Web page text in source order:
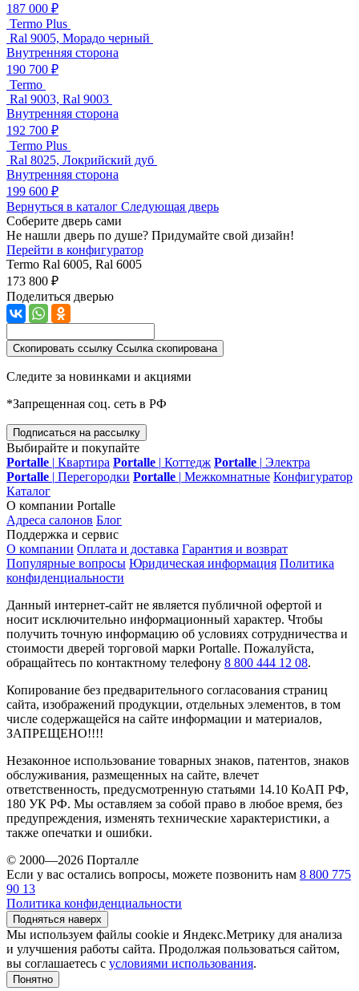
187 000 ₽
Termo Plus
Ral 9005, Морадо черный
Внутренняя сторона
190 700 ₽
Termo
Ral 9003, Ral 9003
Внутренняя сторона
192 700 ₽
Termo Plus
Ral 8025, Локрийский дуб
Внутренняя сторона
199 600 ₽
Вернуться в каталог Следующая дверь
Соберите дверь сами
Не нашли дверь по душе? Придумайте свой дизайн!
Перейти в конфигуратор
Termo Ral 6005, Ral 6005
173 800 ₽
Поделиться дверью
Скопировать ссылку Ссылка скопирована
Следите за новинками и акциями
*Запрещенная соц. сеть в РФ
Подписаться на рассылку
Выбирайте и покупайте
Portalle | Квартира Portalle | Коттедж Portalle | Электра
Portalle | Перегородки Portalle | Межкомнатные Конфигуратор
Каталог
О компании Portalle
Адреса салонов Блог
Поддержка и сервис
О компании Оплата и доставка Гарантия и возврат
Популярные вопросы Юридическая информация Политика
конфиденциальности
Данный интернет-сайт не является публичной офертой и
носит исключительно информационный характер. Чтобы
получить точную информацию об условиях сотрудничества и
стоимости дверей торговой марки Portalle. Пожалуйста,
обращайтесь по контактному телефону 8 800 444 12 08.
Копирование без предварительного согласования страниц
сайта, изображений продукции, отдельных элементов, в том
числе содержащейся на сайте информации и материалов,
ЗАПРЕЩЕНО!!!!
Незаконное использование товарных знаков, патентов, знаков
обслуживания, размещенных на сайте, влечет
ответственность, предусмотренную статьями 14.10 КоАП РФ,
180 УК РФ. Мы оставляем за собой право в любое время, без
предупреждения, изменять технические характеристики, а
также опечатки и ошибки.
© 2000—2026 Порталле
Если у вас остались вопросы, можете позвонить нам 8 800 775
90 13
Политика конфиденциальности
Подняться наверх
Мы используем файлы cookie и Яндекс.Метрику для анализа
и улучшения работы сайта. Продолжая пользоваться сайтом,
вы соглашаетесь с условиями использования.
Понятно